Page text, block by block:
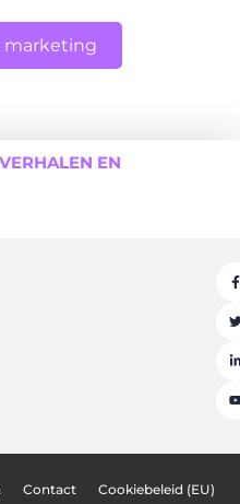
VERHALEN EN
Contact Cookiebeleid (EU)